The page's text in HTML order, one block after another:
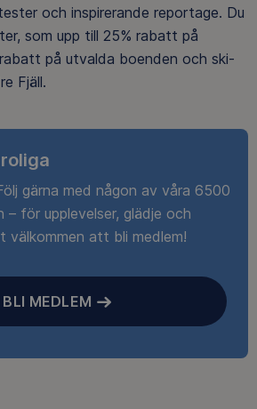
och inspirerande reportage. Du
som upp till 25% rabatt på
på utvalda boenden och ski-
Fjäll.
gärna med någon av våra 6500
– för upplevelser, glädje och
välkommen att bli medlem!
BLI MEDLEM